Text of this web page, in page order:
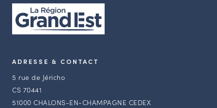
ADRESSE & CONTACT
5 rue de Jéricho
CS 70441
51000 CHALONS-EN-CHAMPAGNE CEDEX